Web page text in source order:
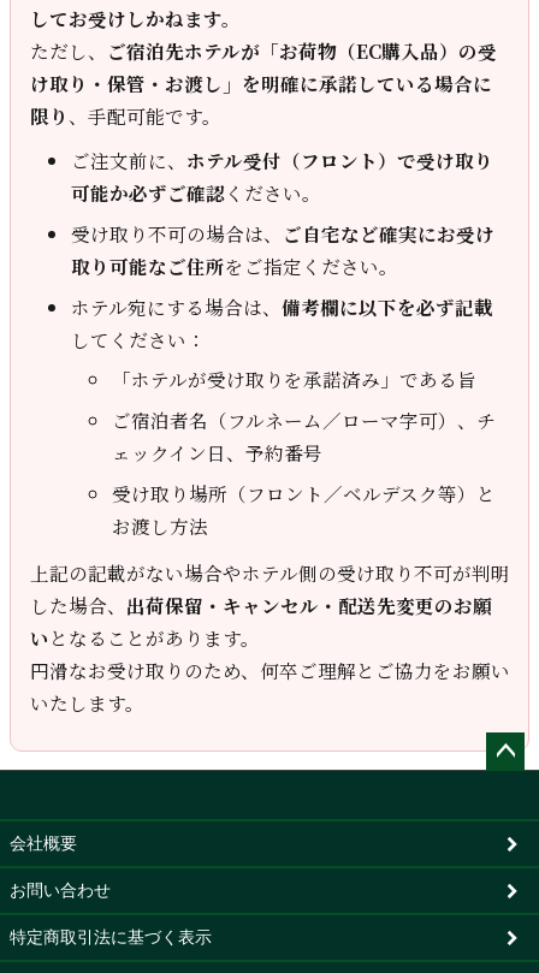
してお受けしかねます。
ただし、
ご宿泊先ホテルが「お荷物（EC購入品）の受
け取り・保管・お渡し」を明確に承諾している場合に
限り、手配可能です。
ご注文前に、 ホテル受付（フロント）で受け取り
可能か必ずご確認ください。
受け取り不可の場合は、
ご自宅など確実にお受け
取り可能なご住所をご指定ください。
ホテル宛にする場合は、 備考欄に以下を必ず記載
してください：
「ホテルが受け取りを承諾済み」である旨
ご宿泊者名（フルネーム／ローマ字可）、チ
ェックイン日、予約番号
受け取り場所（フロント／ベルデスク等）と
お渡し方法
上記の記載がない場合やホテル側の受け取り不可が判明
した場合、 出荷保留・キャンセル・配送先変更のお願
い となることがあります。
円滑なお受け取りのため、何卒ご理解とご協力をお願い
いたします。
ップ
会社概要
お問い合わせ
特定商取引法に基づく表示